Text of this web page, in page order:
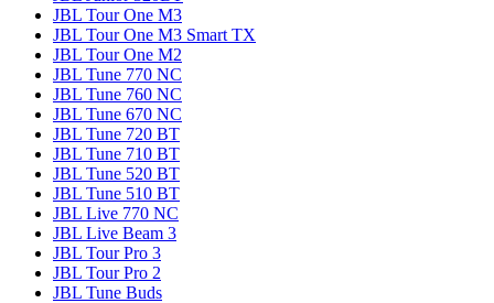
JBL Tour One M3
JBL Tour One M3 Smart TX
JBL Tour One M2
JBL Tune 770 NC
JBL Tune 760 NC
JBL Tune 670 NC
JBL Tune 720 BT
JBL Tune 710 BT
JBL Tune 520 BT
JBL Tune 510 BT
JBL Live 770 NC
JBL Live Beam 3
JBL Tour Pro 3
JBL Tour Pro 2
JBL Tune Buds